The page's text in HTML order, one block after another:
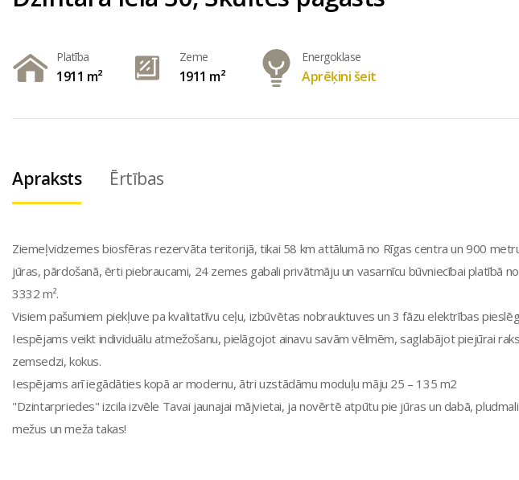
Platība
1911 m²
Zeme
1911 m²
Energoklase
Aprēķini šeit
Apraksts Ērtības
Ziemeļvidzemes biosfēras rezervāta teritorijā, tikai 58 km attālumā no Rīgas centra un 900
jūras, pārdošanā, ērti piebraucami, 24 zemes gabali privātmāju un vasarnīcu būvniecībai platībā
3332 m².
Visiem pašumiem piekļuve pa kvalitatīvu ceļu, izbūvētas nobrauktuves un 3 fāzu elektrības
Iespējams veikt individuālu atmežošanu, pielāgojot ainavu savām vēlmēm, saglabājot piejūrai
zemsedzi, kokus.
Iespējams arī iegādāties kopā ar modernu, ātri uzstādāmu moduļu māju 25 – 135 m2
"Dzintarpriedes" izcila izvēle Tavai jaunajai mājvietai, ja novērtē atpūtu pie jūras un dabā,
mežus un meža takas!